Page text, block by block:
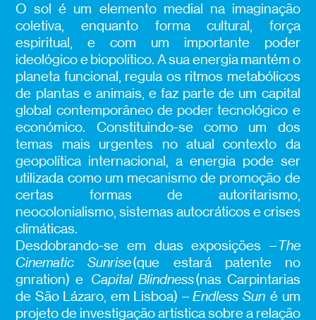
O sol é um elemento medial na imaginação
coletiva, enquanto forma cultural, força
espiritual, e com um importante poder
ideológico e biopolítico. A sua energia mantém o
planeta funcional, regula os ritmos metabólicos
de plantas e animais, e faz parte de um capital
global contemporâneo de poder tecnológico e
económico. Constituindo-se como um dos
temas mais urgentes no atual contexto da
geopolítica internacional, a energia pode ser
utilizada como um mecanismo de promoção de
certas formas de autoritarismo,
neocolonialismo, sistemas autocráticos e crises
climáticas.
Desdobrando-se em duas exposições –The
Cinematic Sunrise(que estará patente no
gnration) e Capital Blindness(nas Carpintarias
de São Lázaro, em Lisboa) –Endless Suné um
projeto de investigação artística sobre a relação